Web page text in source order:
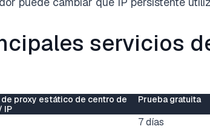
servicios
proxy estático de centro de
IP
Prueba gratuita
7 días